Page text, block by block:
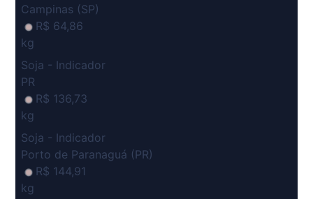
Campinas (SP)
R$ 64,86
kg
Soja - Indicador
PR
R$ 136,73
kg
Soja - Indicador
Porto de Paranaguá (PR)
R$ 144,91
kg